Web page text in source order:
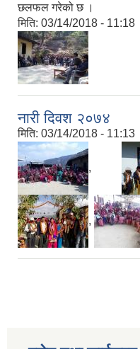
छलफल गरेको छ ।
मिति: 03/14/2018 - 11:18
नारी दिवश २०७४
मिति: 03/14/2018 - 11:13
,
,